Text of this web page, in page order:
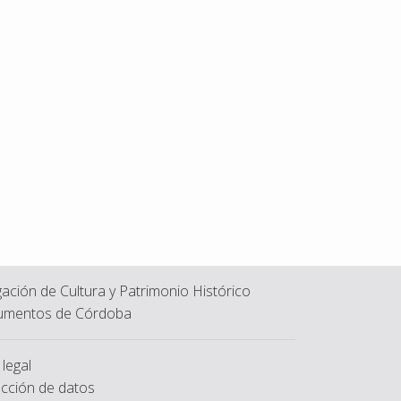
de Cultura y Patrimonio Histórico
de Córdoba
de datos